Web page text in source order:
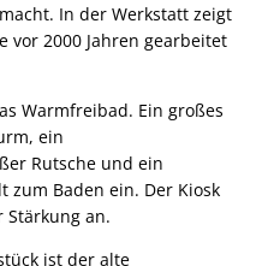
In der Werkstatt zeigt
vor 2000 Jahren gearbeitet
Warmfreibad. Ein großes
ein
Rutsche und ein
zum Baden ein. Der Kiosk
Stärkung an.
ist der alte